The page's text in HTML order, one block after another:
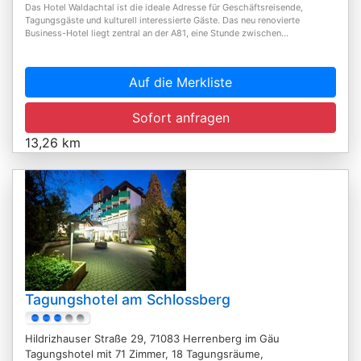
Das Hotel Waldachtal ist die ideale Adresse für Geschäftsreisende,
Tagungsgäste und kulturell interessierte Gäste. Das neu renovierte
Business-Hotel liegt zentral an der A81, eine Stunde zwischen...
Auf die Merkliste
Sofort anfragen
13,26 km
Tagungshotel am Schlossberg
Hildrizhauser Straße 29, 71083 Herrenberg im Gäu
Tagungshotel mit 71 Zimmer, 18 Tagungsräume,